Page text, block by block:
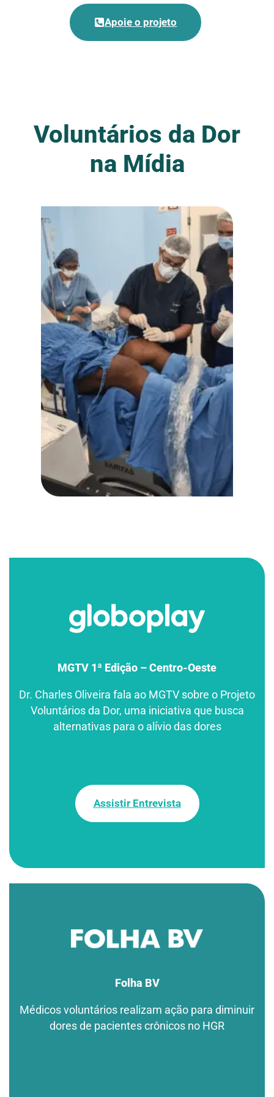
Apoie o projeto
Voluntários da Dor
na Mídia
MGTV 1ª Edição – Centro-Oeste
Dr. Charles Oliveira fala ao MGTV sobre o Projeto
Voluntários da Dor, uma iniciativa que busca
alternativas para o alívio das dores
Assistir Entrevista
Folha BV
Médicos voluntários realizam ação para diminuir
dores de pacientes crônicos no HGR